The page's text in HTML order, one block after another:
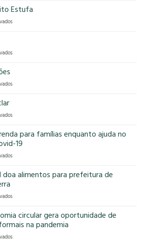
impacto
o
tem
RCRambiental
presença
e
2025!
Estufa
em
Estufa
em
em
em
Que
Reciclarpara famílias enquanto ajuda no
19
em
gera
famílias
ajuda
no
à
doa alimentos para prefeitura de
em
doa
alimentos
para
prefeitura
circular gera oportunidade de
na pandemia
em